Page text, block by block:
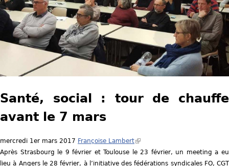
s
c
Santé, social : tour de chauffe
avant le 7 mars
mercredi 1er mars 2017 Françoise Lambert(
l
i
Après Strasbourg le 9 février et Toulouse le 23 février, un meeting a eu
lieu à Angers le 28 février, à l’initiative des fédérations syndicales FO, CGT